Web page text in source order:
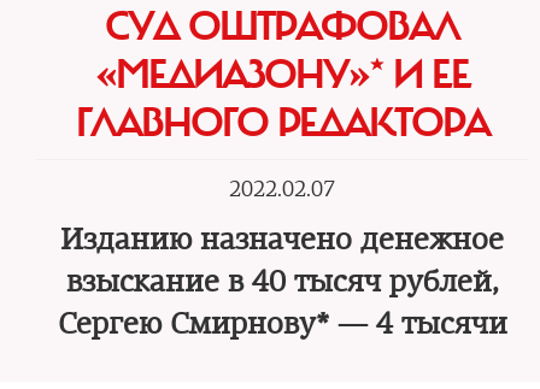
СУД ОШТРАФОВАЛ
«МЕДИАЗОНУ»* И ЕЕ
ГЛАВНОГО РЕДАКТОРА
2022.02.07
Изданию назначено денежное
взыскание в 40 тысяч рублей,
Сергею Смирнову* — 4 тысячи